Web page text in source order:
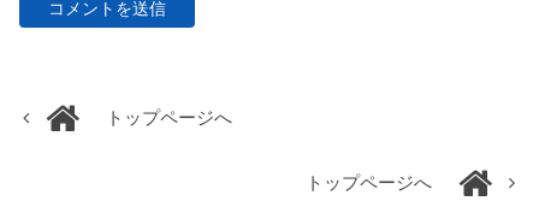
トップページへ
トップページへ